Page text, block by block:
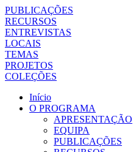
PUBLICAÇÕES
RECURSOS
ENTREVISTAS
LOCAIS
TEMAS
PROJETOS
COLEÇÕES
Início
O PROGRAMA
APRESENTAÇÃO
EQUIPA
PUBLICAÇÕES